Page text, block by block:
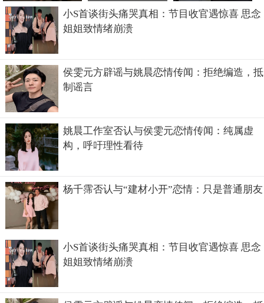
小S首谈街头痛哭真相：节目收官遇惊喜 思念
姐姐致情绪崩溃
侯雯元方辟谣与姚晨恋情传闻：拒绝编造，抵
制谣言
姚晨工作室否认与侯雯元恋情传闻：纯属虚
构，呼吁理性看待
杨千霈否认与“建材小开”恋情：只是普通朋友
小S首谈街头痛哭真相：节目收官遇惊喜 思念
姐姐致情绪崩溃